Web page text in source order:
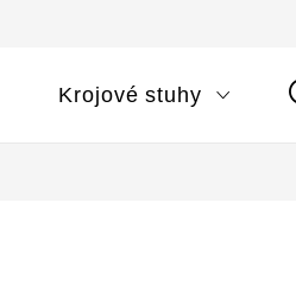
Krojové stuhy